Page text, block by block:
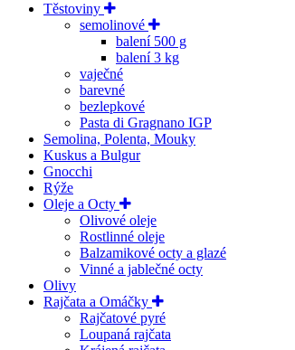
Těstoviny
semolinové
balení 500 g
balení 3 kg
vaječné
barevné
bezlepkové
Pasta di Gragnano IGP
Semolina, Polenta, Mouky
Kuskus a Bulgur
Gnocchi
Rýže
Oleje a Octy
Olivové oleje
Rostlinné oleje
Balzamikové octy a glazé
Vinné a jablečné octy
Olivy
Rajčata a Omáčky
Rajčatové pyré
Loupaná rajčata